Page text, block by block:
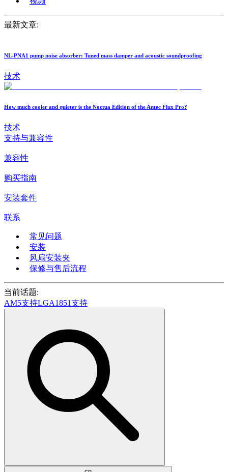
最新文章:
NL-PNA1 pump noise absorber: Tuned mass damper and acoustic soundproofing
技术
How much cooler and quieter is the Noctua Edition of the Antec Flux Pro?
技术
支持与兼容性
兼容性
购买指南
安装套件
联系
常见问题
安装
风扇安装夹
保修与售后流程
当前话题:
AM5支持LGA1851支持